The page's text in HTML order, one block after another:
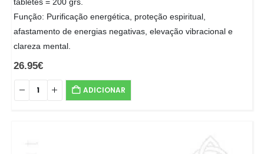
Função: Purificação energética, proteção espiritual,
afastamento de energias negativas, elevação vibracional e
clareza mental.
26.95€
ADICIONAR